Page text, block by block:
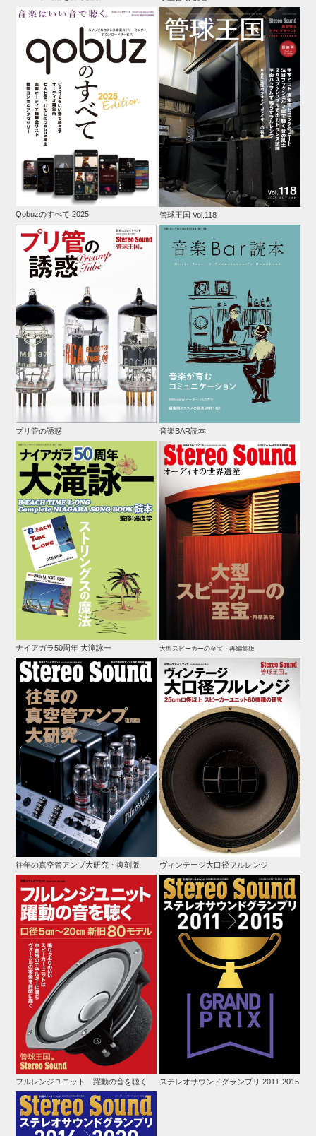
Qobuzのすべて 2025 管球王国 Vol.118
プリ管の誘惑 音楽BAR読本
ナイアガラ50周年 大滝詠一 大型スピーカーの至宝・再編集版
往年の真空管アンプ大研究・復刻版 ヴィンテージ大口径フルレンジ
フルレンジユニット 躍動の音を聴く ステレオサウンドグランプリ 2011-2015